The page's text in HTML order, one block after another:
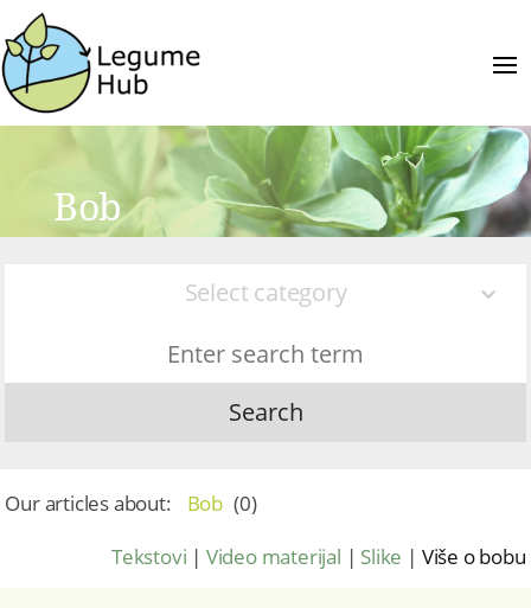
Bob
Select category
Search
Our articles about: Bob (0)
Tekstovi | Video materijal | Slike | Više o bobu